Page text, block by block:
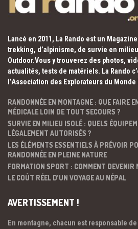
Lancé en 2011, La Rando est un
trekking, d’alpinisme, de survie en
Outdoor.Vous y trouverez des photos,
actualités, tests de matériels. La Rando
l’Association des Explorateurs du Monde
RANDONNÉE EN MONTAGNE : QUE FAIRE
MÉDICALE LOIN DE TOUT SECOURS ?
SURVIE EN MILIEU ISOLÉ : QUELS
LÉGALEMENT AUTORISÉS ?
LES ÉLÉMENTS ESSENTIELS À PRÉVOIR
RANDONNÉE EN PLEINE NATURE
FORMATION SPORT : COMMENT DEVENIR
LE COÛT RÉEL D’UN VOYAGE AU NÉPAL
AVERTISSEMENT !
En montagne, chacun est responsable